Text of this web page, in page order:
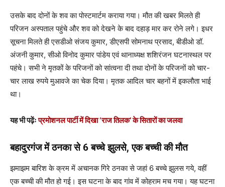
उसके बाद दोनों के शव का पोस्टमार्टम कराया गया। मौत की खबर मिलते ही
परिजन अस्पताल पहुंचे और शव को देखने के बाद दहाड़ मार कर रोने लगे। इधर
सूचना मिलते ही एसडीओ संजय कुमार, डीएसपी सोमनाथ प्रसाद, बीडीओ डॉ.
अंजनी कुमार, सीओ विनोद कुमार पांडेय एवं थानाध्यक्ष शशिरंजन घटनास्थल पर
पहंचे। सभी ने मृतकों के परिजनों को सांत्वना दी तथा दोनों के परिजनों को चार-
चार लाख रुपये मुआवजे का चेक दिया। मृतक आदिल चार बहनों में इकलौता भाई
था।
यह भी पढ़ेंःप्रमोशनल पार्टी में दिखा ‘राज तिलक’ के सितारों का जलवा
बहादुरगंज में ठनका से 6 बच्चे झुलसे,एक बच्ची की मौत
झमाझम बारिश के क्रम में अचानक गिरे ठनका से जहां 6 बच्चे झुलस गये, वहीं
एक बच्ची की मौत हो गई। इस घटना के बाद गांव में कोहराम मच गया। यह घटना